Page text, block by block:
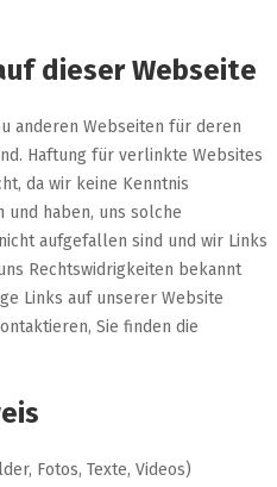
dieser Webseite
anderen Webseiten für deren
Haftung für verlinkte Websites
da wir keine Kenntnis
und haben, uns solche
aufgefallen sind und wir Links
Rechtswidrigkeiten bekannt
Links auf unserer Website
Sie finden die
Fotos, Texte, Videos)